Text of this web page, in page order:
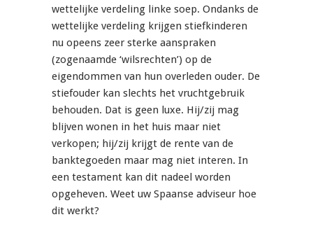
wettelijke verdeling linke soep. Ondanks de
wettelijke verdeling krijgen stiefkinderen
nu opeens zeer sterke aanspraken
(zogenaamde ‘wilsrechten’) op de
eigendommen van hun overleden ouder. De
stiefouder kan slechts het vruchtgebruik
behouden. Dat is geen luxe. Hij/zij mag
blijven wonen in het huis maar niet
verkopen; hij/zij krijgt de rente van de
banktegoeden maar mag niet interen. In
een testament kan dit nadeel worden
opgeheven. Weet uw Spaanse adviseur hoe
dit werkt?